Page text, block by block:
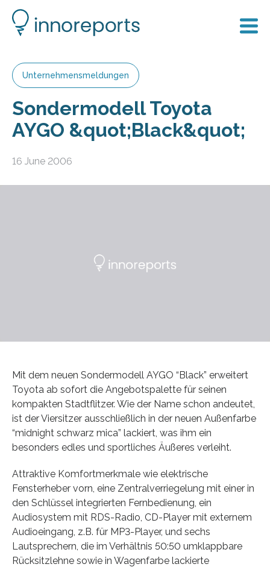
Unternehmensmeldungen
Sondermodell Toyota
AYGO &quot;Black&quot;
16 June 2006
Mit dem neuen Sondermodell AYGO “Black” erweitert
Toyota ab sofort die Angebotspalette für seinen
kompakten Stadtflitzer. Wie der Name schon andeutet,
ist der Viersitzer ausschließlich in der neuen Außenfarbe
“midnight schwarz mica” lackiert, was ihm ein
besonders edles und sportliches Äußeres verleiht.
Attraktive Komfortmerkmale wie elektrische
Fensterheber vorn, eine Zentralverriegelung mit einer in
den Schlüssel integrierten Fernbedienung, ein
Audiosystem mit RDS-Radio, CD-Player mit externem
Audioeingang, z.B. für MP3-Player, und sechs
Lautsprechern, die im Verhältnis 50:50 umklappbare
Rücksitzlehne sowie in Wagenfarbe lackierte